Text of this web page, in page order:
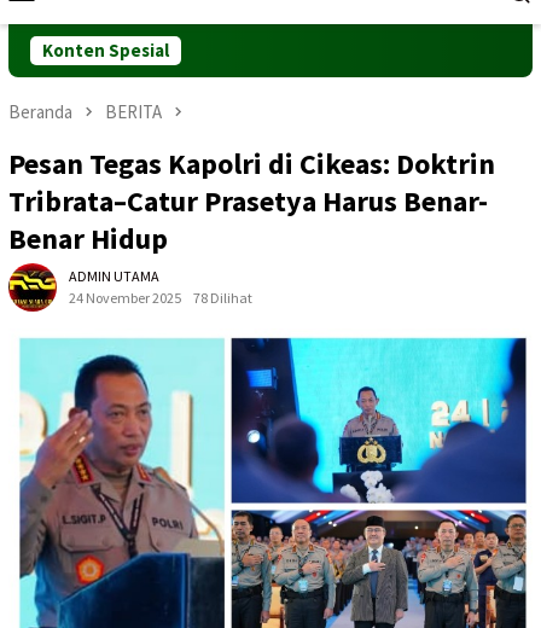
Mobile
Konten Spesial
Beranda BERITA
Pesan Tegas Kapolri di Cikeas: Doktrin
Tribrata–Catur Prasetya Harus Benar-
Benar Hidup
ADMIN UTAMA
24 November 2025
78 Dilihat